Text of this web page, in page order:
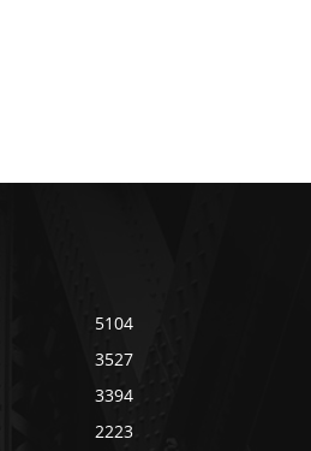
5104
3527
3394
2223